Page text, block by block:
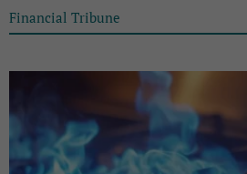
Financial Tribune